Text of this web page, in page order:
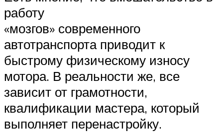
работу
«мозгов» современного
автотранспорта приводит к
быстрому физическому износу
мотора. В реальности же, все
зависит от грамотности,
квалификации мастера, который
выполняет перенастройку.